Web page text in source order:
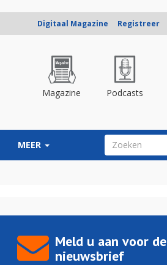
Digitaal Magazine Registreer
Magazine Podcasts
MEER ZOEKVELD
Meld u aan voor de
nieuwsbrief